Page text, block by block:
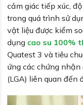
cảm giác tiếp xúc,
trong quá trình sử
vật liệu được kiểm
dụng cao su 100%
Quatest 3 và tiêu
ứng các chứng
(LGA) liên quan đến